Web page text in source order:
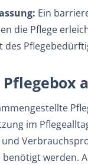
Ein
die Pflege
des
im
benötigt werden.